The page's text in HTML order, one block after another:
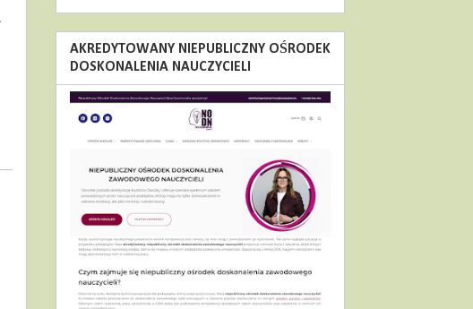
AKREDYTOWANY NIEPUBLICZNY OŚRODEK
DOSKONALENIA NAUCZYCIELI